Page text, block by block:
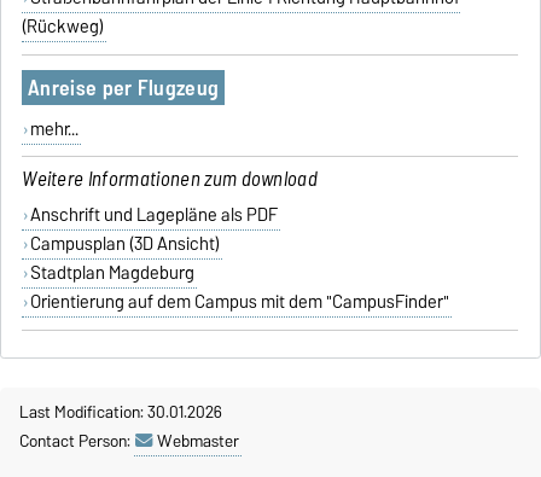
(Rückweg)
Anreise per Flugzeug
mehr...
Weitere Informationen zum download
Anschrift und Lagepläne als PDF
Campusplan (3D Ansicht)
Stadtplan Magdeburg
Orientierung auf dem Campus mit dem "CampusFinder"
Last Modification: 30.01.2026
Contact Person:
Webmaster